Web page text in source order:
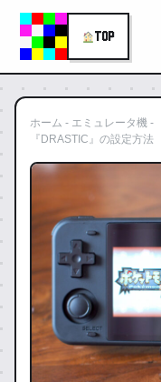
TOP
ホーム - エミュレータ機 -
『DRASTIC』の設定方法